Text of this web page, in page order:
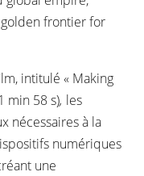
frontier for
intitulé « Making
min 58 s), les
nécessaires à la
numériques
une